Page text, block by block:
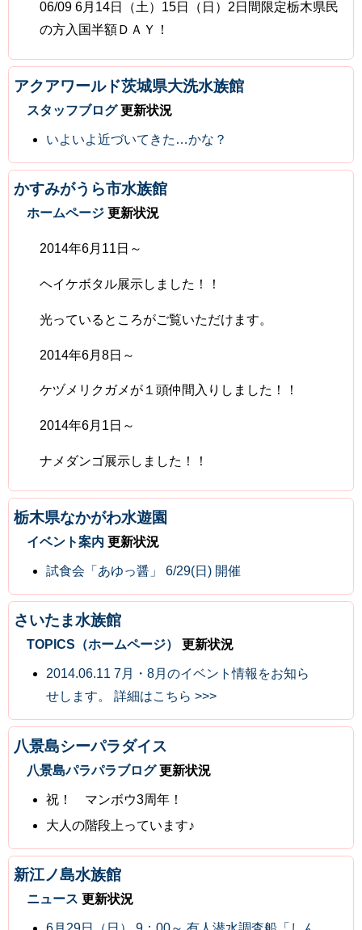
06/09 6月14日（土）15日（日）2日間限定栃木県民
の方入国半額ＤＡＹ！
アクアワールド茨城県大洗水族館
スタッフブログ更新状況
いよいよ近づいてきた…かな？
かすみがうら市水族館
ホームページ 更新状況
2014年6月11日～
ヘイケボタル展示しました！！
光っているところがご覧いただけます。
2014年6月8日～
ケヅメリクガメが１頭仲間入りしました！！
2014年6月1日～
ナメダンゴ展示しました！！
栃木県なかがわ水遊園
イベント案内 更新状況
試食会「あゆっ醤」 6/29(日) 開催
さいたま水族館
TOPICS（ホームページ） 更新状況
2014.06.11 7月・8月のイベント情報をお知ら
せします。 詳細はこちら >>>
八景島シーパラダイス
八景島パラパラブログ更新状況
祝！ マンボウ3周年！
大人の階段上っています♪
新江ノ島水族館
ニュース 更新状況